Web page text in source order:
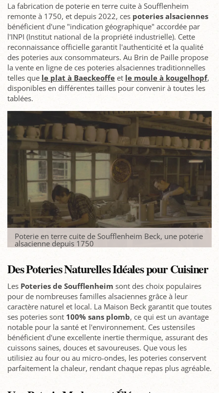
La fabrication de poterie en terre cuite à Soufflenheim
remonte à 1750, et depuis 2022, ces poteries alsaciennes
bénéficient d'une "indication géographique" accordée par
l'INPI (Institut national de la propriété industrielle). Cette
reconnaissance officielle garantit l'authenticité et la qualité
des poteries aux consommateurs. Au Brin de Paille propose
la vente en ligne de ces poteries alsaciennes traditionnelles
telles que le plat à Baeckeoffe et le moule à kougelhopf,
disponibles en différentes tailles pour convenir à toutes les
tablées.
Poterie en terre cuite de Soufflenheim Beck, une poterie
alsacienne depuis 1750
Des Poteries Naturelles Idéales pour Cuisiner
Les Poteries de Soufflenheim sont des choix populaires
pour de nombreuses familles alsaciennes grâce à leur
caractère naturel et local. La Maison Beck garantit que toutes
ses poteries sont 100% sans plomb, ce qui est un avantage
notable pour la santé et l'environnement. Ces ustensiles
bénéficient d'une excellente inertie thermique, assurant des
cuissons saines, douces et savoureuses. Que vous les
utilisiez au four ou au micro-ondes, les poteries conservent
parfaitement la chaleur, rendant chaque repas plus agréable.